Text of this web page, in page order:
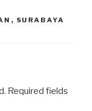
, SURABAYA
Required fields